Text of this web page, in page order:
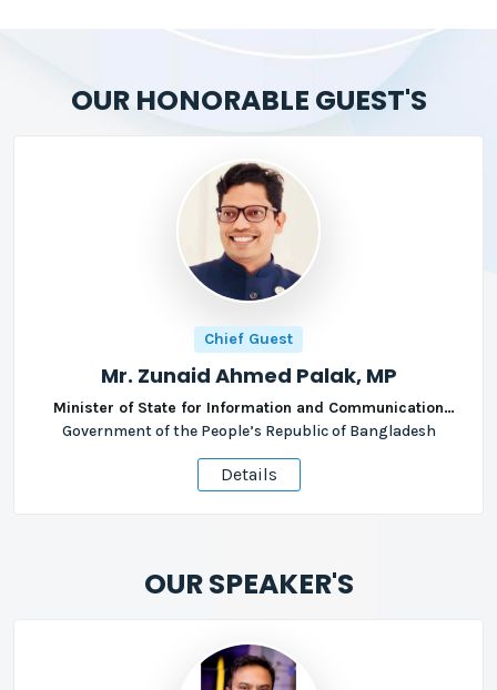
OUR HONORABLE GUEST'S
Chief Guest
Mr. Zunaid Ahmed Palak, MP
Minister of State for Information and Communication
Technology (ICT)
Government of the People’s Republic of Bangladesh
Details
OUR SPEAKER'S